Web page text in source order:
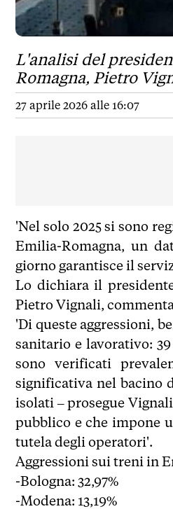
L'analisi del
Romagna, Pietro
27 aprile 2026 alle 16:07
'Nel solo 2025 si sono
Emilia-Romagna, un
giorno garantisce il
Lo dichiara il
Pietro Vignali,
'Di queste aggressioni,
sanitario e lavorativo:
sono verificati
significativa nel bacino
isolati – prosegue
pubblico e che impone
tutela degli operatori'.
Aggressioni sui treni in
-Bologna: 32,97%
-Modena: 13,19%